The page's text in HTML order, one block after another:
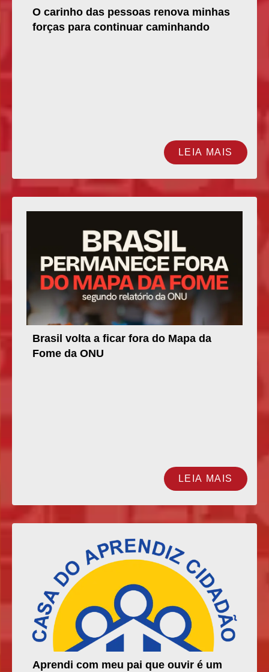
LEIA MAIS
O carinho das pessoas renova minhas
forças para continuar caminhando
LEIA MAIS
Brasil volta a ficar fora do Mapa da
Fome da ONU
Aprendi com meu pai que ouvir é um